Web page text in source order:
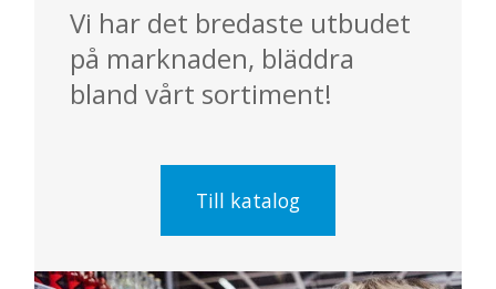
Vi har det bredaste utbudet
på marknaden, bläddra
bland vårt sortiment!
Till katalog